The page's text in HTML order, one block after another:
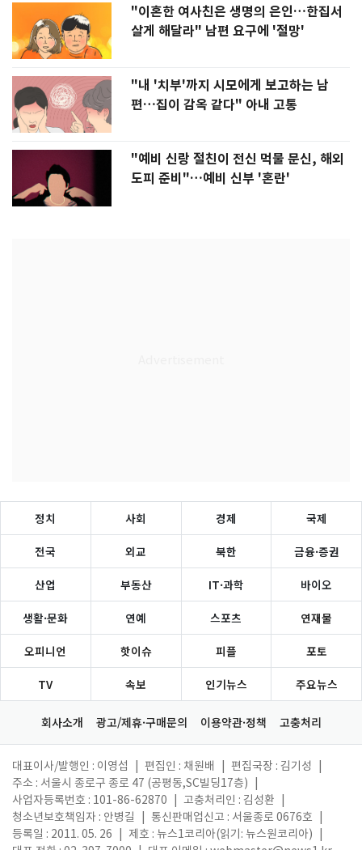
"이혼한 여사친은 생명의 은인…한집서
살게 해달라" 남편 요구에 '절망'
"내 '치부'까지 시모에게 보고하는 남
편…집이 감옥 같다" 아내 고통
"예비 신랑 절친이 전신 먹물 문신, 해외
도피 준비"…예비 신부 '혼란'
정치 사회 경제 국제
전국 외교 북한 금융·증권
산업 부동산 IT·과학 바이오
생활·문화 연예 스포츠 연재물
오피니언 핫이슈 피플 포토
TV 속보 인기뉴스 주요뉴스
회사소개 광고/제휴·구매문의 이용약관·정책 고충처리
대표이사/발행인 : 이영섭 편집인 : 채원배 편집국장 : 김기성
주소 : 서울시 종로구 종로 47 (공평동,SC빌딩17층)
사업자등록번호 : 101-86-62870
고충처리인 : 김성환
청소년보호책임자 : 안병길
통신판매업신고 : 서울종로 0676호
등록일 : 2011. 05. 26
제호 : 뉴스1코리아(읽기: 뉴스원코리아)